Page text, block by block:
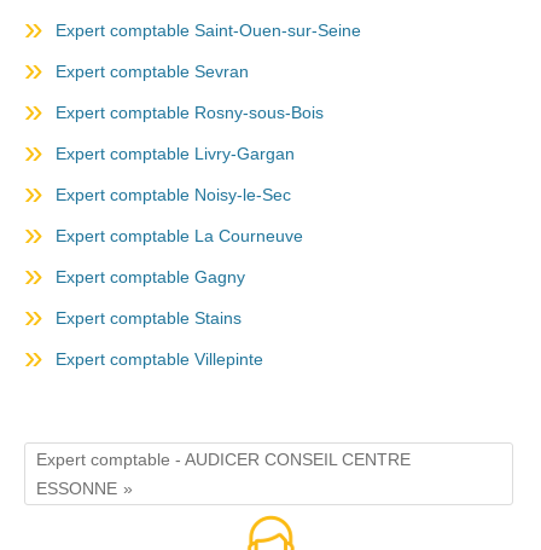
Expert comptable Saint-Ouen-sur-Seine
Expert comptable Sevran
Expert comptable Rosny-sous-Bois
Expert comptable Livry-Gargan
Expert comptable Noisy-le-Sec
Expert comptable La Courneuve
Expert comptable Gagny
Expert comptable Stains
Expert comptable Villepinte
Expert comptable - AUDICER CONSEIL CENTRE
ESSONNE